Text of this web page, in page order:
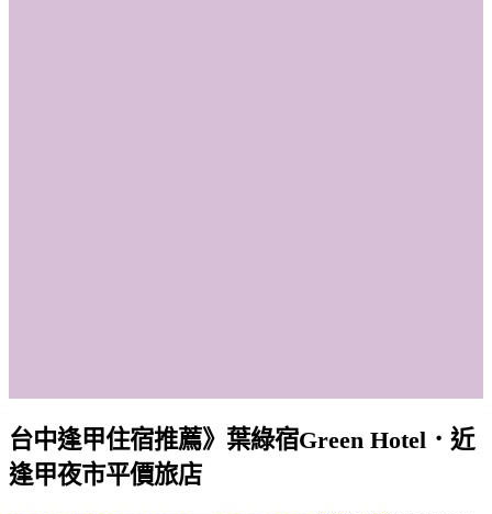
台中逢甲住宿推薦》葉綠宿Green Hotel．近
逢甲夜市平價旅店